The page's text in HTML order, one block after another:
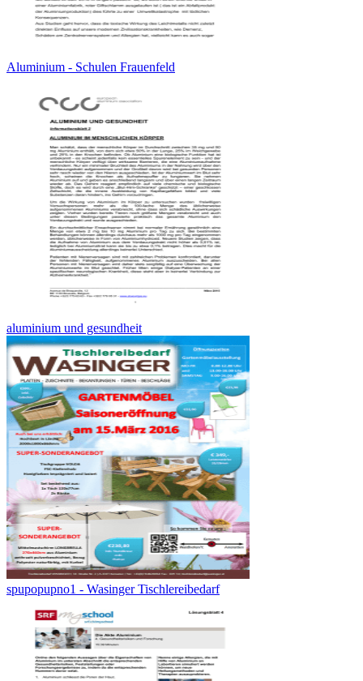
Aluminium - Schulen Frauenfeld
aluminium und gesundheit
spupopupno1 - Wasinger Tischlereibedarf